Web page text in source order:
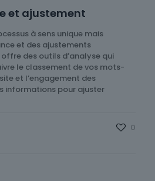
et ajustement
à sens unique mais
et des ajustements
des outils d’analyse qui
le classement de vos mots-
et l’engagement des
informations pour ajuster
0